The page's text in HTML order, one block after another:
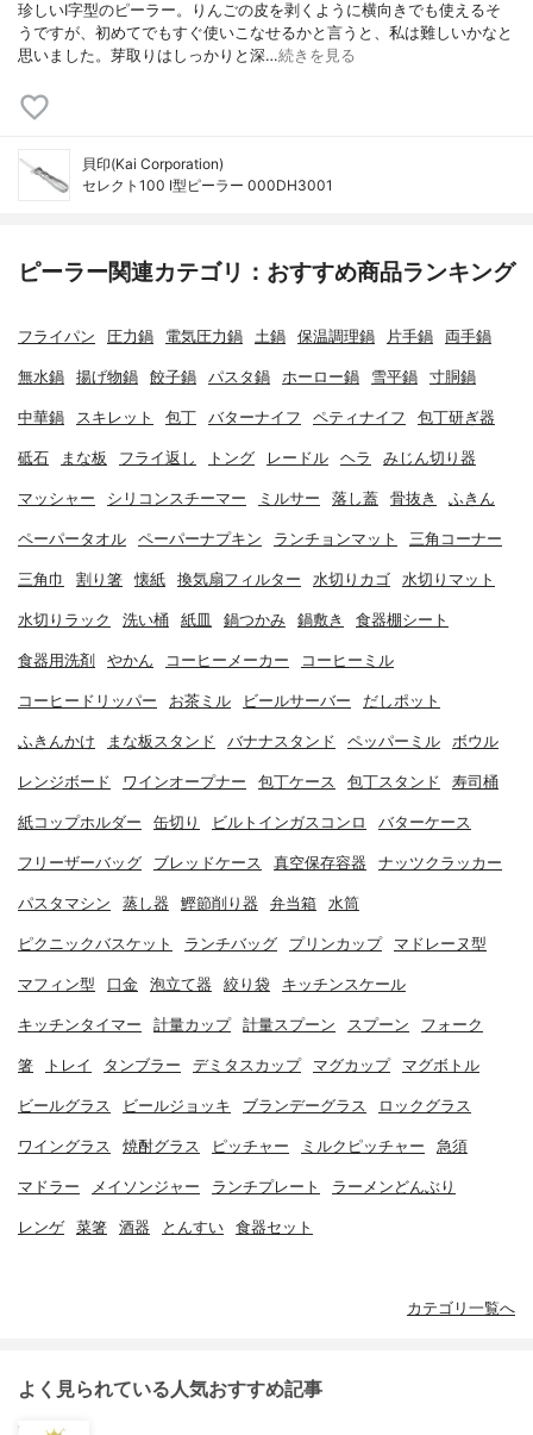
珍しいI字型のピーラー。りんごの皮を剥くように横向きでも使えるそ
うですが、初めてでもすぐ使いこなせるかと言うと、私は難しいかなと
思いました。芽取りはしっかりと深…続きを見る
貝印(Kai Corporation)
セレクト100 I型ピーラー 000DH3001
ピーラー関連カテゴリ：おすすめ商品ランキング
フライパン 圧力鍋 電気圧力鍋 土鍋 保温調理鍋 片手鍋 両手鍋
無水鍋 揚げ物鍋 餃子鍋 パスタ鍋 ホーロー鍋 雪平鍋 寸胴鍋
中華鍋 スキレット 包丁 バターナイフ ペティナイフ 包丁研ぎ器
砥石 まな板 フライ返し トング レードル ヘラ みじん切り器
マッシャー シリコンスチーマー ミルサー 落し蓋 骨抜き ふきん
ペーパータオル ペーパーナプキン ランチョンマット 三角コーナー
三角巾 割り箸 懐紙 換気扇フィルター 水切りカゴ 水切りマット
水切りラック 洗い桶 紙皿 鍋つかみ 鍋敷き 食器棚シート
食器用洗剤 やかん コーヒーメーカー コーヒーミル
コーヒードリッパー お茶ミル ビールサーバー だしポット
ふきんかけ まな板スタンド バナナスタンド ペッパーミル ボウル
レンジボード ワインオープナー 包丁ケース 包丁スタンド 寿司桶
紙コップホルダー 缶切り ビルトインガスコンロ バターケース
フリーザーバッグ ブレッドケース 真空保存容器 ナッツクラッカー
パスタマシン 蒸し器 鰹節削り器 弁当箱 水筒
ピクニックバスケット ランチバッグ プリンカップ マドレーヌ型
マフィン型 口金 泡立て器 絞り袋 キッチンスケール
キッチンタイマー 計量カップ 計量スプーン スプーン フォーク
箸 トレイ タンブラー デミタスカップ マグカップ マグボトル
ビールグラス ビールジョッキ ブランデーグラス ロックグラス
ワイングラス 焼酎グラス ピッチャー ミルクピッチャー 急須
マドラー メイソンジャー ランチプレート ラーメンどんぶり
レンゲ 菜箸 酒器 とんすい 食器セット
カテゴリ一覧へ
よく見られている人気おすすめ記事